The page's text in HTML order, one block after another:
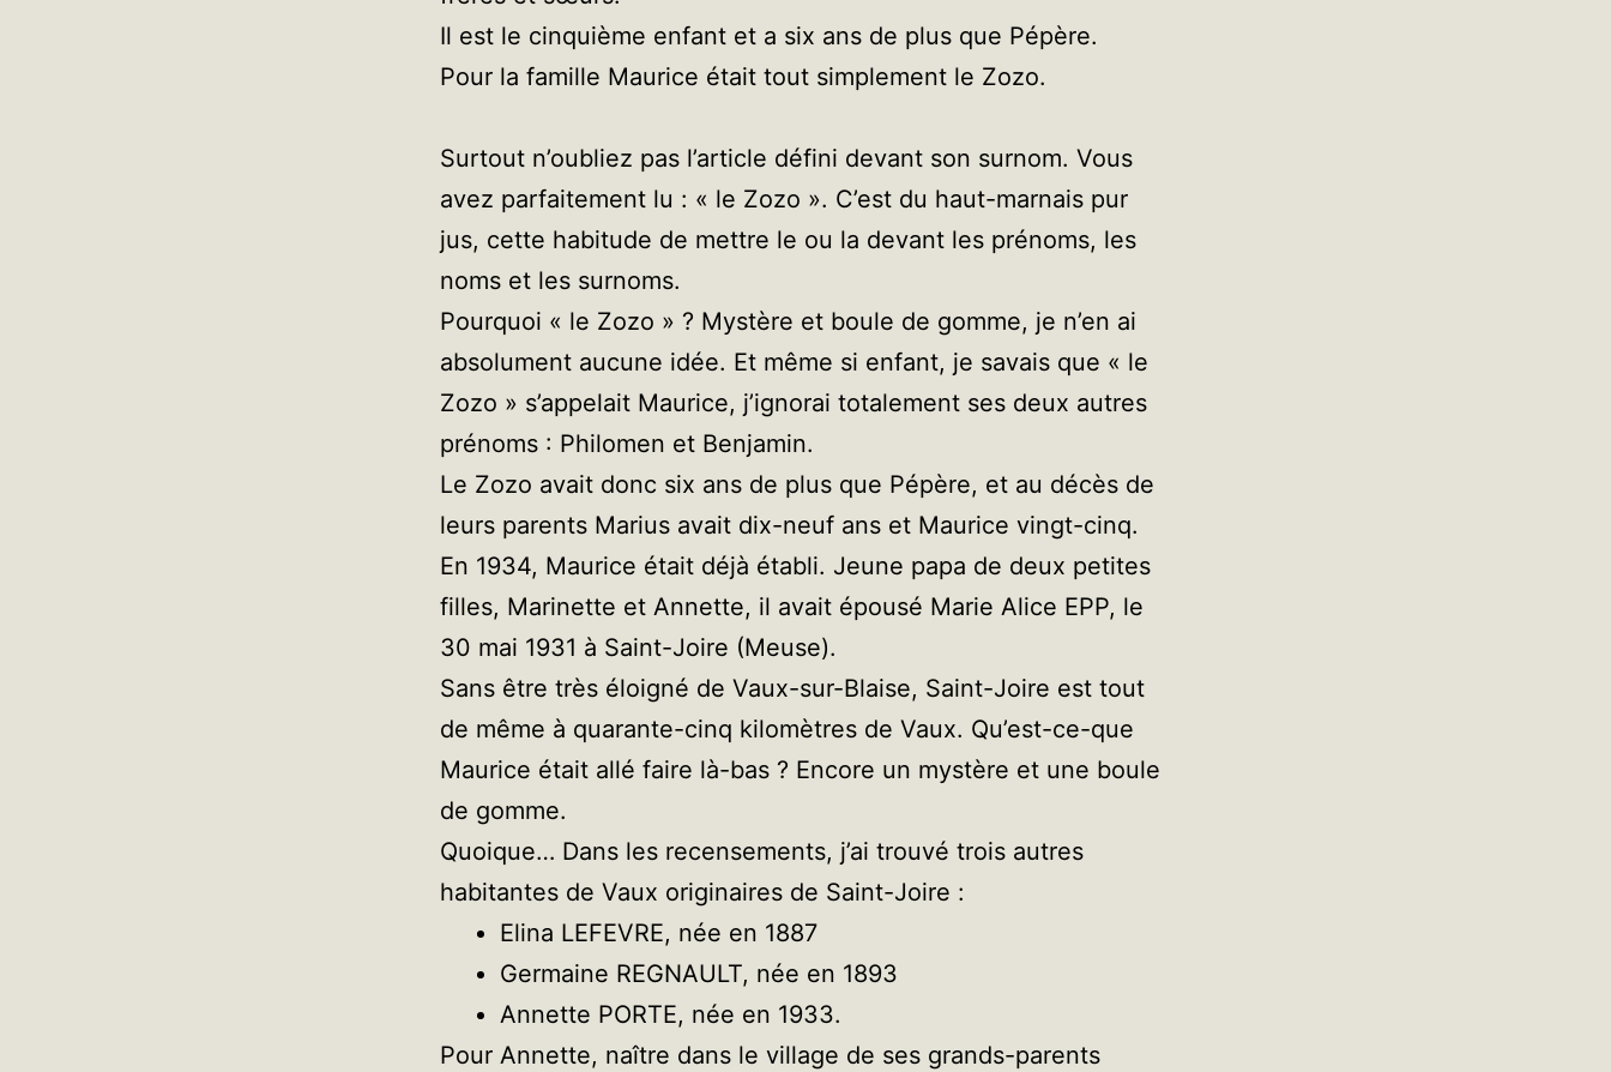
Il est le cinquième enfant et a six ans de plus que Pépère.
Pour la famille Maurice était tout simplement le Zozo.
Surtout n’oubliez pas l’article défini devant son surnom. Vous
avez parfaitement lu : « le Zozo ». C’est du haut-marnais pur
jus, cette habitude de mettre le ou la devant les prénoms, les
noms et les surnoms.
Pourquoi « le Zozo » ? Mystère et boule de gomme, je n’en ai
absolument aucune idée. Et même si enfant, je savais que « le
Zozo » s’appelait Maurice, j’ignorai totalement ses deux autres
prénoms : Philomen et Benjamin.
Le Zozo avait donc six ans de plus que Pépère, et au décès de
leurs parents Marius avait dix-neuf ans et Maurice vingt-cinq.
En 1934, Maurice était déjà établi. Jeune papa de deux petites
filles, Marinette et Annette, il avait épousé Marie Alice EPP, le
30 mai 1931 à Saint-Joire (Meuse).
Sans être très éloigné de Vaux-sur-Blaise, Saint-Joire est tout
de même à quarante-cinq kilomètres de Vaux. Qu’est-ce-que
Maurice était allé faire là-bas ? Encore un mystère et une boule
de gomme.
Quoique… Dans les recensements, j’ai trouvé trois autres
habitantes de Vaux originaires de Saint-Joire :
Elina LEFEVRE, née en 1887
Germaine REGNAULT, née en 1893
Annette PORTE, née en 1933.
Pour Annette, naître dans le village de ses grands-parents